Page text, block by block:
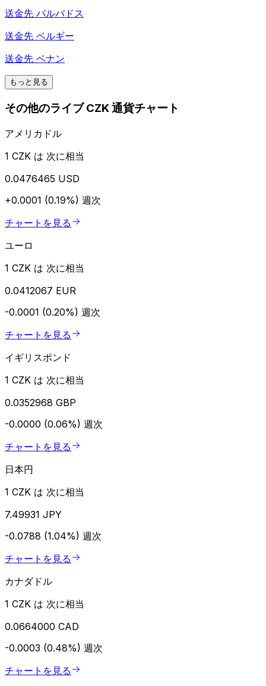
送金先 バルバドス
送金先 ベルギー
送金先 ベナン
もっと見る
その他のライブ CZK 通貨チャート
アメリカドル
1 CZK は 次に相当
0.0476465 USD
+0.0001 (0.19%) 週次
チャートを見る
ユーロ
1 CZK は 次に相当
0.0412067 EUR
-0.0001 (0.20%) 週次
チャートを見る
イギリスポンド
1 CZK は 次に相当
0.0352968 GBP
-0.0000 (0.06%) 週次
チャートを見る
日本円
1 CZK は 次に相当
7.49931 JPY
-0.0788 (1.04%) 週次
チャートを見る
カナダドル
1 CZK は 次に相当
0.0664000 CAD
-0.0003 (0.48%) 週次
チャートを見る